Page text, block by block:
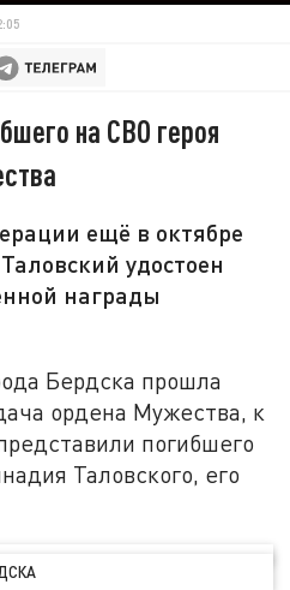
на СВО героя
ещё в октябре
удостоен
награды
Бердска прошла
ордена Мужества, к
погибшего
Таловского, его